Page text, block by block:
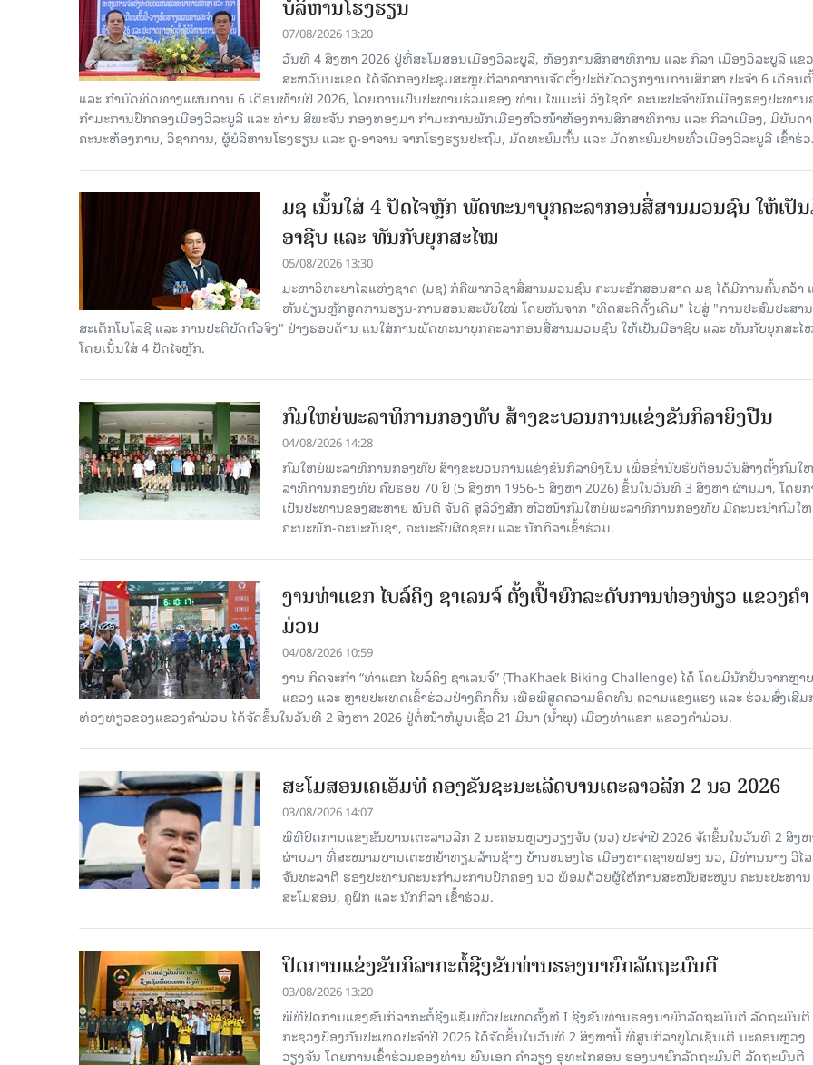
ບໍລິຫານໂຮງຮຽນ
07/08/2026 13:20
ວັນທີ 4 ສິງຫາ 2026 ຢູ່ທີ່ສະໂມສອນເມືອງວິລະບູລີ, ຫ້ອງການສຶກສາທິການ ແລະ ກິລາ ເມືອງວິລະບູລີ ແຂ
ສະຫວັນນະເຂດ ໄດ້ຈັດກອງປະຊຸມສະຫຼຸບຕີລາຄາການຈັດຕັ້ງປະຕິບັດວຽກງານການສຶກສາ ປະຈຳ 6 ເດືອນ
ແລະ ກຳນົດທິດທາງແຜນການ 6 ເດືອນທ້າຍປີ 2026, ໂດຍການເປັນປະທານຮ່ວມຂອງ ທ່ານ ໄພມະນີ ວົງໄຊຄຳ ຄະນະປະຈຳພັກເມືອງຮອງປະທານ
ກຳມະການປົກຄອງເມືອງວິລະບູລີ ແລະ ທ່ານ ສີພະຈັນ ກອງທອງມາ ກຳມະການພັກເມືອງຫົວໜ້າຫ້ອງການສຶກສາທິການ ແລະ ກິລາເມືອງ, ມີບັນດາ
ຄະນະຫ້ອງການ, ວິຊາການ, ຜູ້ບໍລິຫານໂຮງຮຽນ ແລະ ຄູ-ອາຈານ ຈາກໂຮງຮຽນປະຖົມ, ມັດທະຍົມຕົ້ນ ແລະ ມັດທະຍົມປາຍທົ່ວເມືອງວິລະບູລີ ເຂົ້າຮ່
ມຊ ເນັ້ນໃສ່ 4 ປັດໄຈຫຼັກ ພັດທະນາບຸກຄະລາກອນສື່ສານມວນຊົນ ໃຫ້ເປັ
ອາຊີບ ແລະ ທັນກັບຍຸກສະໄໝ
05/08/2026 13:30
ມະຫາວິທະຍາໄລແຫ່ງຊາດ (ມຊ) ກໍຄືພາກວິຊາສື່ສານມວນຊົນ ຄະນະອັກສອນສາດ ມຊ ໄດ້ມີການຄົ້ນຄວ້າ
ຫັນປ່ຽນຫຼັກສູດການຮຽນ-ການສອນສະບັບໃໝ່ ໂດຍຫັນຈາກ "ທິດສະດີດັ້ງເດີມ" ໄປສູ່ "ການປະສົມປະສາ
ສະເຕັກໂນໂລຊີ ແລະ ການປະຕິບັດຕົວຈິງ" ຢ່າງຮອບດ້ານ ແນໃສ່ການພັດທະນາບຸກຄະລາກອນສື່ສານມວນຊົນ ໃຫ້ເປັນມືອາຊີບ ແລະ ທັນກັບຍຸກສະໄ
ໂດຍເນັ້ນໃສ່ 4 ປັດໄຈຫຼັກ.
ກົມໃຫຍ່ພະລາທິການກອງທັບ ສ້າງຂະບວນການແຂ່ງຂັນກິລາຍິງປືນ
04/08/2026 14:28
ກົມໃຫຍ່ພະລາທິການກອງທັບ ສ້າງຂະບວນການແຂ່ງຂັນກິລາຍິງປືນ ເພື່ອຂໍ່ານັບຮັບຕ້ອນວັນສ້າງຕັ້ງກົມໃ
ລາທິການກອງທັບ ຄົບຮອບ 70 ປີ (5 ສິງຫາ 1956-5 ສິງຫາ 2026) ຂຶ້ນໃນວັນທີ 3 ສິງຫາ ຜ່ານມາ, ໂດຍ
ເປັນປະທານຂອງສະຫາຍ ພົນຕີ ຈັນດີ ສຸລິວົງສັກ ຫົວໜ້າກົມໃຫຍ່ພະລາທິການກອງທັບ ມີຄະນະນໍາກົມໃ
ຄະນະພັກ-ຄະນະບັນຊາ, ຄະນະຮັບຜິດຊອບ ແລະ ນັກກິລາເຂົ້າຮ່ວມ.
ງານທ່າແຂກ ໄບລ໌ຄິງ ຊາເລນຈ໌ ຕັ້ງເປົ້າຍົກລະດັບການທ່ອງທ່ຽວ ແຂວງຄໍາ
ມ່ວນ
04/08/2026 10:59
ງານ ກິດຈະກຳ “ທ່າແຂກ ໄບລ໌ຄິງ ຊາເລນຈ໌” (ThaKhaek Biking Challenge) ໄດ້ ໂດຍມີນັກປັ່ນຈາກຫຼາຍ
ແຂວງ ແລະ ຫຼາຍປະເທດເຂົ້າຮ່ວມຢ່າງຄຶກຄື້ນ ເພື່ອພິສູດຄວາມອຶດທົນ ຄວາມແຂງແຮງ ແລະ ຮ່ວມສົ່ງເສີມ
ທ່ອງທ່ຽວຂອງແຂວງຄຳມ່ວນ ໄດ້ຈັດຂຶ້ນໃນວັນທີ 2 ສິງຫາ 2026 ຢູ່ຕໍ່ໜ້າຫໍມູນເຊື້ອ 21 ມີນາ (ນໍ້າພຸ) ເມືອງທ່າແຂກ ແຂວງຄໍາມ່ວນ.
ສະໂມສອນເຄເອັມທີ ຄອງຂັນຊະນະເລີດບານເຕະລາວລີກ 2 ນວ 2026
03/08/2026 14:07
ພິທີປິດການແຂ່ງຂັນບານເຕະລາວລີກ 2 ນະຄອນຫຼວງວຽງຈັນ (ນວ) ປະຈໍາປີ 2026 ຈັດຂຶ້ນໃນວັນທີ 2 ສິງ
ຜ່ານມາ ທີ່ສະໜາມບານເຕະຫຍ້າທຽມລ້ານຊ້າງ ບ້ານໜອງໄຮ ເມືອງຫາດຊາຍຟອງ ນວ, ມີທ່ານນາງ ວິໄ
ຈັນທະລາຕີ ຮອງປະທານຄະນະກໍາມະການປົກຄອງ ນວ ພ້ອມດ້ວຍຜູ້ໃຫ້ການສະໜັບສະໜູນ ຄະນະປະທານ
ສະໂມສອນ, ຄູຝຶກ ແລະ ນັກກິລາ ເຂົ້າຮ່ວມ.
ປິດການແຂ່ງຂັນກິລາກະຕໍ້ຊີງຂັນທ່ານຮອງນາຍົກລັດຖະມົນຕີ
03/08/2026 13:20
ພິທີປິດການແຂ່ງຂັນກິລາກະຕໍ້ຊີງແຊັມທົ່ວປະເທດຄັ້ງທີ I ຊີງຂັນທ່ານຮອງນາຍົກລັດຖະມົນຕີ ລັດຖະມົນຕີ
ກະຊວງປ້ອງກັນປະເທດປະຈໍາປີ 2026 ໄດ້ຈັດຂຶ້ນໃນວັນທີ 2 ສິງຫານີ້ ທີ່ສູນກິລາບູໂດເຊັນເຕີ ນະຄອນຫຼວງ
ວຽງຈັນ ໂດຍການເຂົ້າຮ່ວມຂອງທ່ານ ພົນເອກ ຄໍາລຽງ ອຸທະໄກສອນ ຮອງນາຍົກລັດຖະມົນຕີ ລັດຖະມົນຕີ